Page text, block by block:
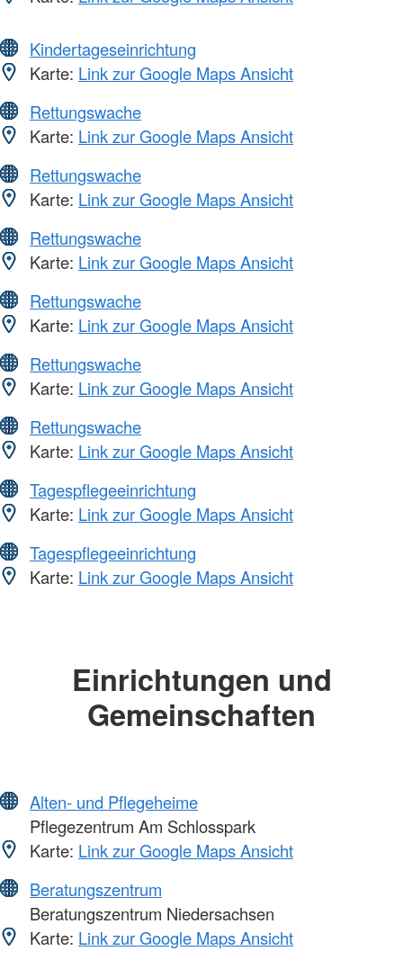
Kindertageseinrichtung
Karte: Link zur Google Maps Ansicht
Rettungswache
Karte: Link zur Google Maps Ansicht
Rettungswache
Karte: Link zur Google Maps Ansicht
Rettungswache
Karte: Link zur Google Maps Ansicht
Rettungswache
Karte: Link zur Google Maps Ansicht
Rettungswache
Karte: Link zur Google Maps Ansicht
Rettungswache
Karte: Link zur Google Maps Ansicht
Tagespflegeeinrichtung
Karte: Link zur Google Maps Ansicht
Tagespflegeeinrichtung
Karte: Link zur Google Maps Ansicht
Einrichtungen und
Gemeinschaften
Alten- und Pflegeheime
Pflegezentrum Am Schlosspark
Karte: Link zur Google Maps Ansicht
Beratungszentrum
Beratungszentrum Niedersachsen
Karte: Link zur Google Maps Ansicht